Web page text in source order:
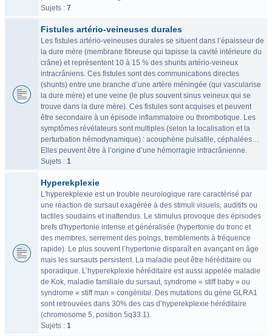
Sujets : 7
Fistules artério-veineuses durales
Les fistules artério-veineuses durales se situent dans l’épaisseur de
la dure mère (membrane fibreuse qui tapisse la cavité intérieure du
crâne) et représentent 10 à 15 % des shunts artério-veineux
intracrâniens. Ces fistules sont des communications directes
(shunts) entre une branche d’une artère méningée (qui vascularise
la dure mère) et une veine (le plus souvent sinus veineux qui se
trouve dans la dure mère). Ces fistules sont acquises et peuvent
être secondaire à un épisode inflammatoire ou thrombotique. Les
symptômes révélateurs sont multiples (selon la localisation et la
perturbation hémodynamique) : acouphène pulsatile, céphalées…
Elles peuvent être à l’origine d’une hémorragie intracrânienne.
Sujets : 1
Hyperekplexie
L'hyperekplexie est un trouble neurologique rare caractérisé par
une réaction de sursaut exagérée à des stimuli visuels, auditifs ou
tactiles soudains et inattendus. Le stimulus provoque des épisodes
brefs d'hypertonie intense et généralisée (hypertonie du tronc et
des membres, serrement des poings, tremblements à fréquence
rapide). Le plus souvent l’hypertonie disparaît en avançant en âge
mais les sursauts persistent. La maladie peut être héréditaire ou
sporadique. L’hyperekplexie héréditaire est aussi appelée maladie
de Kok, maladie familiale du sursaut, syndrome « stiff baby » ou
syndrome « stiff man » congénital. Des mutations du gène GLRA1
sont retrouvées dans 30% des cas d’hyperekplexie héréditaire
(chromosome 5, position 5q33.1).
Sujets : 1